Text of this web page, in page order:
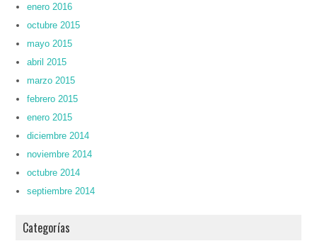
enero 2016
octubre 2015
mayo 2015
abril 2015
marzo 2015
febrero 2015
enero 2015
diciembre 2014
noviembre 2014
octubre 2014
septiembre 2014
Categorías